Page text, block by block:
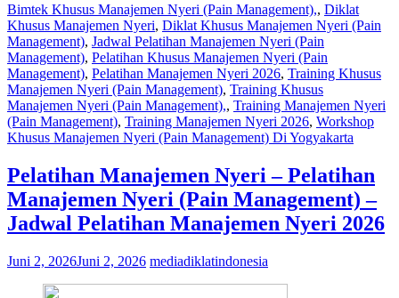
Bimtek Khusus Manajemen Nyeri (Pain Management),, Diklat
Khusus Manajemen Nyeri, Diklat Khusus Manajemen Nyeri (Pain
Management), Jadwal Pelatihan Manajemen Nyeri (Pain
Management), Pelatihan Khusus Manajemen Nyeri (Pain
Management), Pelatihan Manajemen Nyeri 2026, Training Khusus
Manajemen Nyeri (Pain Management), Training Khusus
Manajemen Nyeri (Pain Management),, Training Manajemen Nyeri
(Pain Management), Training Manajemen Nyeri 2026, Workshop
Khusus Manajemen Nyeri (Pain Management) Di Yogyakarta
Pelatihan Manajemen Nyeri – Pelatihan
Manajemen Nyeri (Pain Management) –
Jadwal Pelatihan Manajemen Nyeri 2026
Juni 2, 2026Juni 2, 2026 mediadiklatindonesia